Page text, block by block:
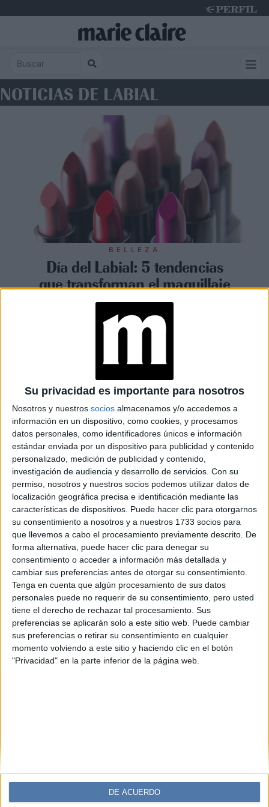
Su privacidad es importante para nosotros
Nosotros y nuestros socios almacenamos y/o accedemos a
información en un dispositivo, como cookies, y procesamos
datos personales, como identificadores únicos e información
estándar enviada por un dispositivo para publicidad y contenido
personalizado, medición de publicidad y contenido,
investigación de audiencia y desarrollo de servicios. Con su
permiso, nosotros y nuestros socios podemos utilizar datos de
localización geográfica precisa e identificación mediante las
características de dispositivos. Puede hacer clic para otorgarnos
su consentimiento a nosotros y a nuestros 1733 socios para
que llevemos a cabo el procesamiento previamente descrito. De
forma alternativa, puede hacer clic para denegar su
consentimiento o acceder a información más detallada y
cambiar sus preferencias antes de otorgar su consentimiento.
Tenga en cuenta que algún procesamiento de sus datos
personales puede no requerir de su consentimiento, pero usted
tiene el derecho de rechazar tal procesamiento. Sus
preferencias se aplicarán solo a este sitio web. Puede cambiar
sus preferencias o retirar su consentimiento en cualquier
momento volviendo a este sitio y haciendo clic en el botón
"Privacidad" en la parte inferior de la página web.
DE ACUERDO
NOTICIAS DE LABIAL
BELLEZA
Día del Labial: 5 tendencias
que transforman el maquillaje
de labios en 2026
Espacio Publicitario
BELLEZA29-07-2025 08:02
Día del labial: secretos y curiosidades
del cosmético más vendido del
mundo
Cada 29 de julio se celebra el Día Internacional del Labial,
una fecha que homenajea al producto cosmético más
vendido y con más historia en la industria de la belleza.
Desde Cleopatra hasta el punk, pasando por Hollywood y
los movimientos feministas, el labial fue mucho más que
un objeto estético: también fue símbolo de poder,